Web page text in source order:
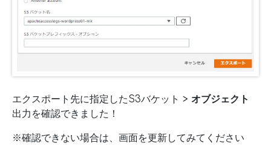
エクスポート先に指定したS3バケット > オブジェクト
出力を確認できました！
※確認できない場合は、画面を更新してみてください